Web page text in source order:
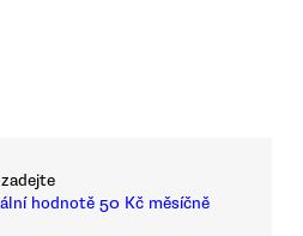
hodnotě 50 Kč měsíčně